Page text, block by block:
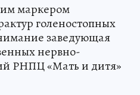
маркером
голеностопных
заведующая
нервно-
РНПЦ «Мать и дитя»